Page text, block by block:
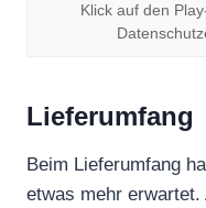
Klick auf den
Lieferumfang
Beim Lieferumfang
etwas mehr